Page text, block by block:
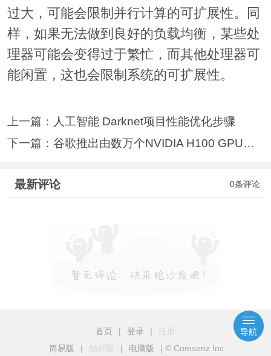
过大，可能会限制并行计算的可扩展性。同
样，如果无法做到良好的负载均衡，某些处
理器可能会变得过于繁忙，而其他处理器可
能闲置，这也会限制系统的可扩展性。
上一篇： 人工智能 Darknet项目性能优化步骤
下一篇： 谷歌推出由数万个NVIDIA H100 GPU驱动
0条评论
最新评论
首页 | 登录 |
简易版
| 触屏版 | 电脑版 | © Comsenz Inc.
导航